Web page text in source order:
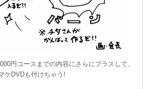
円コースまでの内容にさらにプラスして、
ケDVDも付けちゃう!